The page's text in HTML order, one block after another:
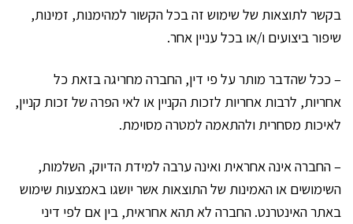
בקשר לתוצאות של שימוש זה בכל הקשור למהימנות, זמינות,
שיפור ביצועים ו/או בכל עניין אחר.
– ככל שהדבר מותר על פי דין, החברה מחריגה בזאת כל
אחריות, לרבות אחריות לזכות הקניין או לאי הפרה של זכות קניין,
לאיכות מסחרית ולהתאמה למטרה מסוימת.
– החברה אינה אחראית ואינה ערבה למידת הדיוק, השלמות,
השימושים או האמינות של התוצאות אשר יושגו באמצעות שימוש
באתר האינטרנט. החברה לא תהא אחראית, בין אם לפי דיני